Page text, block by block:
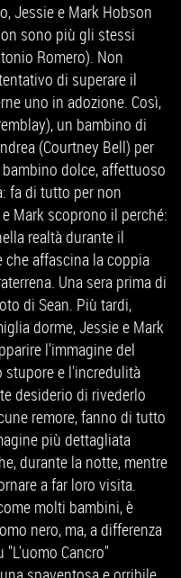
Jessie e Mark Hobson
sono più gli stessi
Romero). Non
di superare il
uno in adozione. Così,
un bambino di
(Courtney Bell) per
dolce, affettuoso
fa di tutto per non
Mark scoprono il perché:
realtà durante il
che affascina la coppia
Una sera prima di
di Sean. Più tardi,
dorme, Jessie e Mark
l'immagine del
e l'incredulità
desiderio di rivederlo
remore, fanno di tutto
più dettagliata
durante la notte, mentre
a far loro visita.
molti bambini, è
nero, ma, a differenza
Cancro"